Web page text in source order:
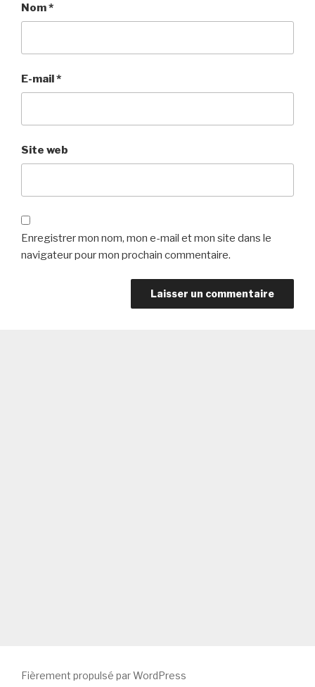
Nom*
E-mail*
Site web
Enregistrer mon nom, mon e-mail et mon site dans le
navigateur pour mon prochain commentaire.
Fièrement propulsé par WordPress